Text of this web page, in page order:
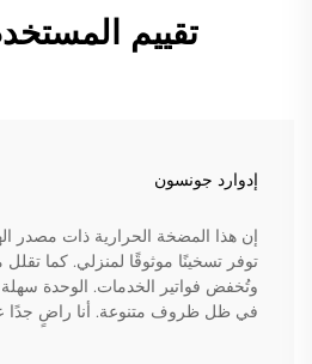
تقييم
إدوارد جونسون
إن هذا المضخة الحرارية ذات مصدر
توفر تسخينًا موثوقًا لمنزلي. كما
وتُخفض فواتير الخدمات. الوحدة سهلة
في ظل ظروف متنوعة. أنا راضٍ جدًا